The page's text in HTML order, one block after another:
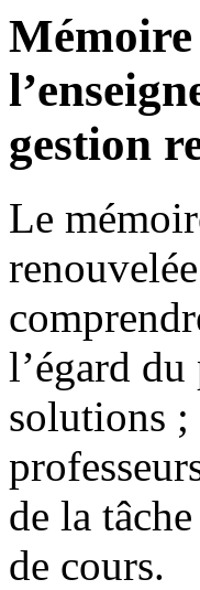
gestion
Le
l’égard du
solutions ;
de la
de cours.